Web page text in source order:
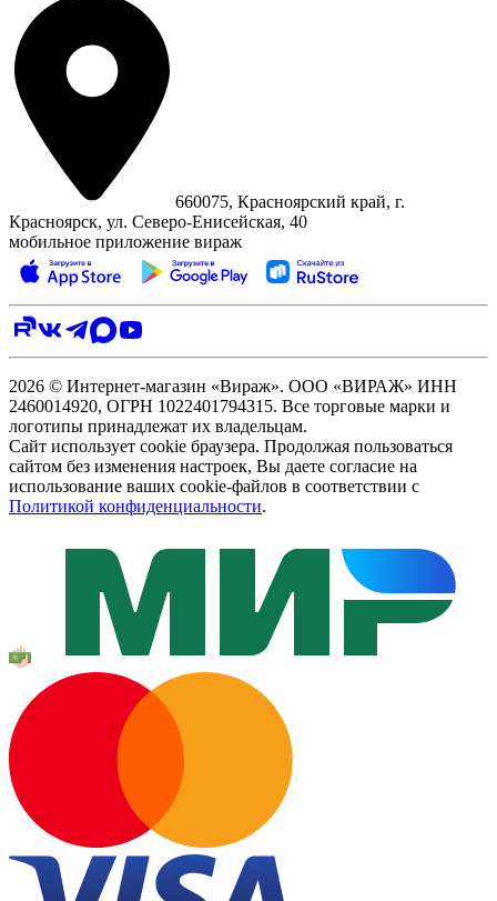
660075, Красноярский край, г.
Красноярск, ул. Северо‑Енисейская, 40
мобильное приложение вираж
2026 © Интернет-магазин «Вираж». ООО «ВИРАЖ» ИНН
2460014920, ОГРН 1022401794315. Все торговые марки и
логотипы принадлежат их владельцам.
Сайт использует cookie браузера. Продолжая пользоваться
сайтом без изменения настроек, Вы даете согласие на
использование ваших cookie-файлов в соответствии с
Политикой конфиденциальности.